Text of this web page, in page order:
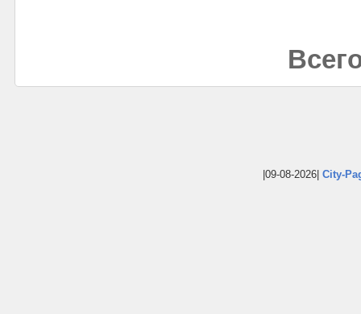
|09-08-2026| City-